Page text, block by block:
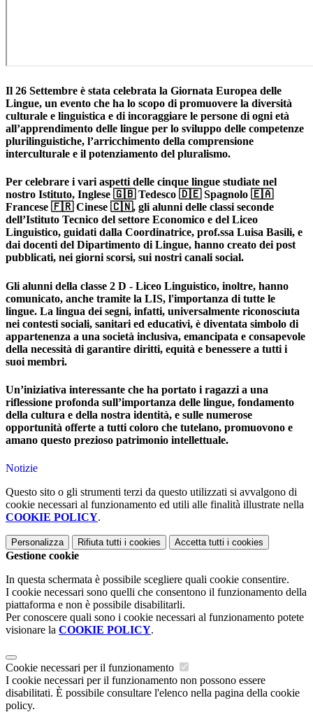
Il 26 Settembre è stata celebrata la Giornata Europea delle
Lingue, un evento che ha lo scopo di promuovere la diversità
culturale e linguistica e di incoraggiare le persone di ogni età
all’apprendimento delle lingue per lo sviluppo delle competenze
plurilinguistiche, l’arricchimento della comprensione
interculturale e il potenziamento del pluralismo.
Per celebrare i vari aspetti delle cinque lingue studiate nel
nostro Istituto, Inglese 🇬🇧 Tedesco 🇩🇪 Spagnolo 🇪🇦
Francese 🇫🇷 Cinese 🇨🇳, gli alunni delle classi seconde
dell’Istituto Tecnico del settore Economico e del Liceo
Linguistico, guidati dalla Coordinatrice, prof.ssa Luisa Basili, e
dai docenti del Dipartimento di Lingue, hanno creato dei post
pubblicati, nei giorni scorsi, sui nostri canali social.
Gli alunni della classe 2 D - Liceo Linguistico, inoltre, hanno
comunicato, anche tramite la LIS, l'importanza di tutte le
lingue. La lingua dei segni, infatti, universalmente riconosciuta
nei contesti sociali, sanitari ed educativi, è diventata simbolo di
appartenenza a una società inclusiva, emancipata e consapevole
della necessità di garantire diritti, equità e benessere a tutti i
suoi membri.
Un’iniziativa interessante che ha portato i ragazzi a una
riflessione profonda sull’importanza delle lingue, fondamento
della cultura e della nostra identità, e sulle numerose
opportunità offerte a tutti coloro che tutelano, promuovono e
amano questo prezioso patrimonio intellettuale.
Notizie
Questo sito o gli strumenti terzi da questo utilizzati si avvalgono di
cookie necessari al funzionamento ed utili alle finalità illustrate nella
COOKIE POLICY.
Personalizza Rifiuta tutti i cookies Accetta tutti i cookies
Gestione cookie
In questa schermata è possibile scegliere quali cookie consentire.
I cookie necessari sono quelli che consentono il funzionamento della
piattaforma e non è possibile disabilitarli.
Per conoscere quali sono i cookie necessari al funzionamento potete
visionare la COOKIE POLICY.
Cookie necessari per il funzionamento
I cookie necessari per il funzionamento non possono essere
disabilitati. È possibile consultare l'elenco nella pagina della cookie
policy.